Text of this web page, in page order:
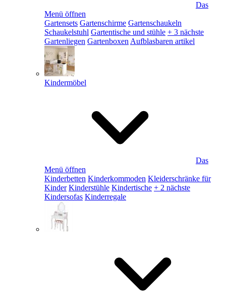
Das
Menü öffnen
Gartensets Gartenschirme Gartenschaukeln
Schaukelstuhl Gartentische und stühle + 3 nächste
Gartenliegen Gartenboxen Aufblasbaren artikel
Kindermöbel
Das
Menü öffnen
Kinderbetten Kinderkommoden Kleiderschränke für
Kinder Kinderstühle Kindertische + 2 nächste
Kindersofas Kinderregale